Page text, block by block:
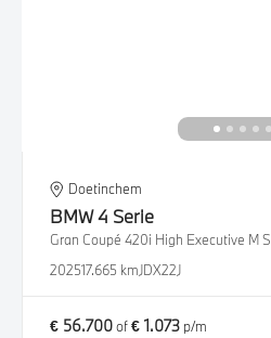
Doetinchem
BMW4 Serie
Gran Coupé 420i High Executive M
202517.665 kmJDX22J
€ 56.700of€ 1.073 p/m